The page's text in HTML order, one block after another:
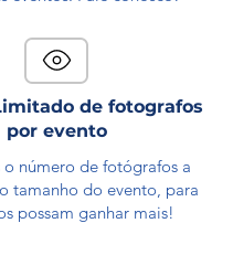
de fotografos
por evento
número de fotógrafos a
tamanho do evento, para
possam ganhar mais!